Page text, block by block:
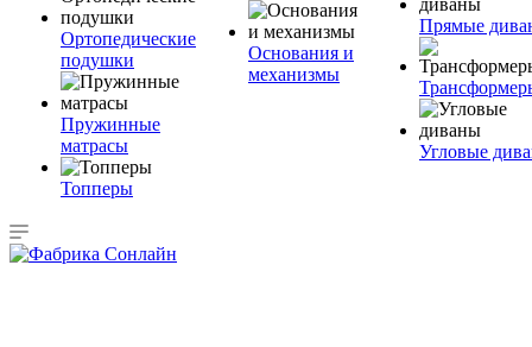
Ортопедические
подушки
Пружинные
матрасы
Топперы
Основания и
механизмы
Прямые
Угловые